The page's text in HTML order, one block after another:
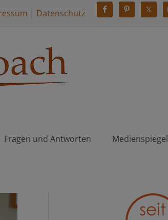
| Datenschutz
Fragen und Antworten Medienspiegel